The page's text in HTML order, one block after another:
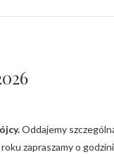
Oddajemy
zapraszamy o